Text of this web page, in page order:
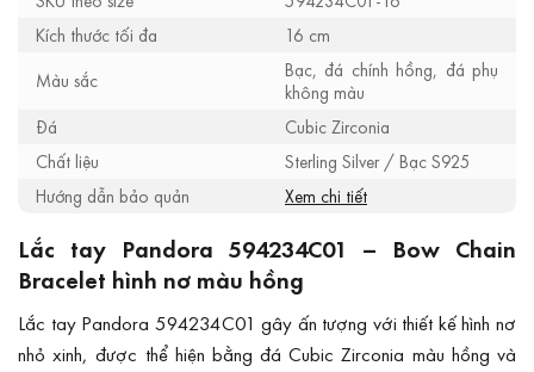
Kích thước tối đa
16 cm
Màu sắc
Bạc, đá chính hồng, đá phụ
không màu
Đá
Cubic Zirconia
Chất liệu
Sterling Silver / Bạc S925
Hướng dẫn bảo quản
Xem chi tiết
Lắc tay Pandora 594234C01 – Bow Chain
Bracelet hình nơ màu hồng
Lắc tay Pandora 594234C01 gây ấn tượng với thiết kế hình nơ
nhỏ xinh, được thể hiện bằng đá Cubic Zirconia màu hồng và